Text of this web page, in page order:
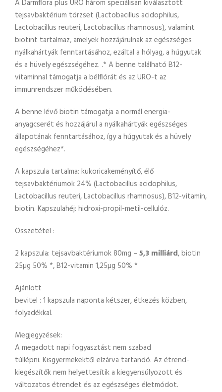
s
é
g
A Darmflora plus URO három speciálisan kiválasztott
tejsavbaktérium törzset (Lactobacillus acidophilus,
Lactobacillus reuteri, Lactobacillus rhamnosus), valamint
biotint tartalmaz, amelyek hozzájárulnak az egészséges
nyálkahártyák fenntartásához, ezáltal a hólyag, a húgyutak
és a hüvely egészségéhez. .* A benne található B12-
vitaminnal támogatja a bélflórát és az URO-t az
immunrendszer működésében.
A benne lévő biotin támogatja a normál energia-
anyagcserét és hozzájárul a nyálkahártyák egészséges
állapotának fenntartásához, így a húgyutak és a hüvely
egészségéhez*.
A kapszula tartalma: kukoricakeményítő, élő
tejsavbaktériumok 24% (Lactobacillus acidophilus,
Lactobacillus reuteri, Lactobacillus rhamnosus), B12-vitamin,
biotin. Kapszulahéj: hidroxi-propil-metil-cellulóz.
Összetétel :
2 kapszula: tejsavbaktériumok 80mg – 5,3 milliárd, biotin
25µg 50% *, B12-vitamin 1,25µg 50% *
Ajánlott
bevitel : 1 kapszula naponta kétszer, étkezés közben,
folyadékkal.
Megjegyzések:
A megadott napi fogyasztást nem szabad
túllépni. Kisgyermekektől elzárva tartandó. Az étrend-
kiegészítők nem helyettesítik a kiegyensúlyozott és
változatos étrendet és az egészséges életmódot.